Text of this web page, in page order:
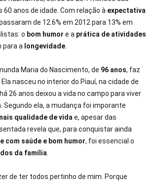
anos de idade. Com relação à expectativa
de 12.6% em 2012 para 13% em
o bom humor e a prática de atividades
para a longevidade
Maria do Nascimento, de 96 anos, faz
nasceu no interior do Piauí, na cidade de
26 anos deixou a vida no campo para viver
Segundo ela, a mudança foi imporante
qualidade de vida e, apesar das
revela que, para conquistar ainda
com saúde e bom humor, foi essencial o
da família
de ter todos pertinho de mim. Porque